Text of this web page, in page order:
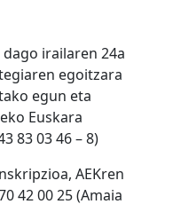
irailaren 24a
egoitzara
egun eta
Euskara
83 03 46 – 8)
AEKren
42 00 25 (Amaia